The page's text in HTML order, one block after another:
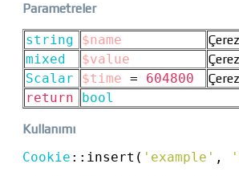
Parametreler
string $name
mixed
$value
Scalar
$time = 604800
return
bool
Kullanımı
Cookie :: insert( 'example' ,